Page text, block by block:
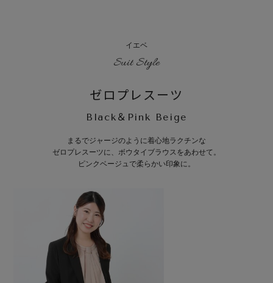
イエベ
Suit Style
ゼロプレスーツ
Black＆Pink Beige
まるでジャージのように着心地ラクチンな
ゼロプレスーツに、ボウタイブラウスをあわせて。
ピンクベージュで柔らかい印象に。